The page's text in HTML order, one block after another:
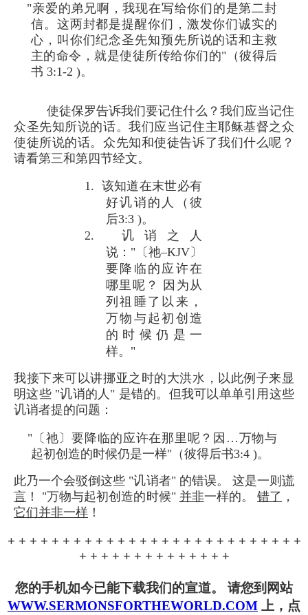
"亲爱的弟兄啊，我现在写给你们的是第二封
信。这两封都是提醒你们，激发你们诚实的
心，叫你们纪念圣先知预先所说的话和主救
主的命令，就是使徒所传给你们的"（彼得后
书 3:1-2 )。
使徒保罗告诉我们要记住什么？我们应当记住
众圣先知所说的话。我们应当记住主耶稣基督之众
使徒所说的话。众先知和使徒告诉了我们什么呢？
请看第三和第四节经文。
1. 该知道在末世必有
好讥诮的人（彼
后3:3 )。
2. 讥诮之人
说："〔祂–KJV〕
要降临的应许在
哪里呢？ 因为从
列祖睡了以来，
万物与起初创造
的时候仍是一
样。"
我接下来可以讲挪亚之时的大洪水，以此例子来显
明这些 "讥诮的人" 是错的。但我可以单单引用这些
讥诮者提的问题：
"〔祂〕要降临的应许在那里呢？因…万物与
起初创造的时候仍是一样"（彼得后书3:4 )。
此乃一个会驳倒这些 "讥诮者" 的错误。 这是一则 谎
言 ！ "万物与起初创造的时候" 并非一样的。 错了 ，
它们并非一样 ！
+ + + + + + + + + + + + + + + + + + + + + + + + + + +
+ + + + + + + + + + + + + +
您的手机如今已能下载我们的宣道。 请您到网站
WWW.SERMONSFORTHEWORLD.COM 上，点